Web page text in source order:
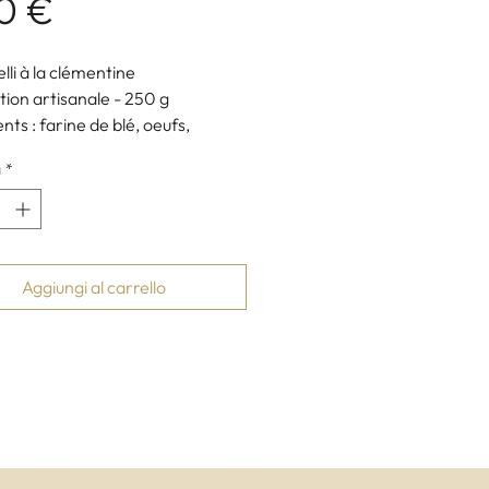
€
à la clémentine
artisanale - 250 g
: farine de blé, oeufs,
Casa Agostini
artisan Morosaglia - Corse
*
Aggiungi al carrello